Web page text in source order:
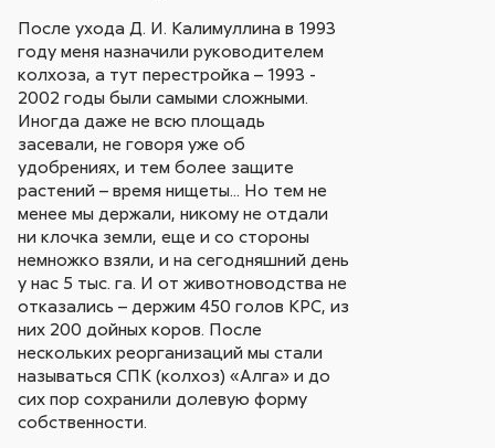
После ухода Д. И. Калимуллина в 1993
году меня назначили руководителем
колхоза, а тут перестройка – 1993 -
2002 годы были самыми сложными.
Иногда даже не всю площадь
засевали, не говоря уже об
удобрениях, и тем более защите
растений – время нищеты... Но тем не
менее мы держали, никому не отдали
ни клочка земли, еще и со стороны
немножко взяли, и на сегодняшний день
у нас 5 тыс. га. И от животноводства не
отказались – держим 450 голов КРС, из
них 200 дойных коров. После
нескольких реорганизаций мы стали
называться СПК (колхоз) «Алга» и до
сих пор сохранили долевую форму
собственности.